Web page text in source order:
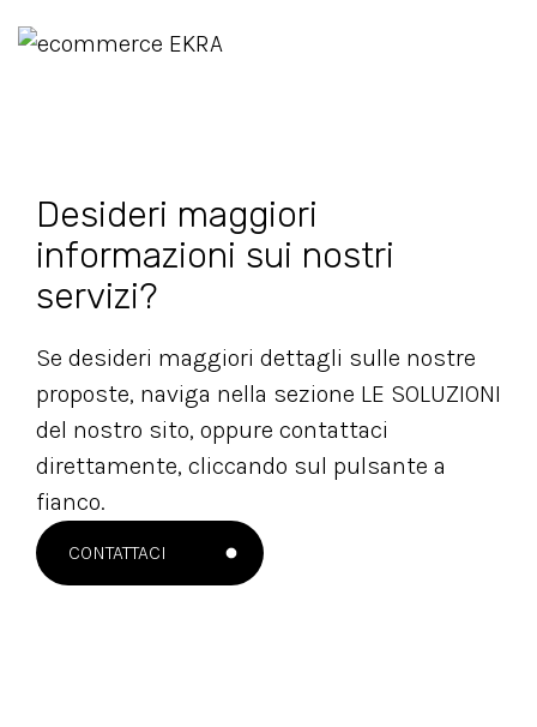
Desideri maggiori
informazioni sui nostri
servizi?
Se desideri maggiori dettagli sulle nostre
proposte, naviga nella sezione LE SOLUZIONI
del nostro sito, oppure contattaci
direttamente, cliccando sul pulsante a
fianco.
CONTATTACI